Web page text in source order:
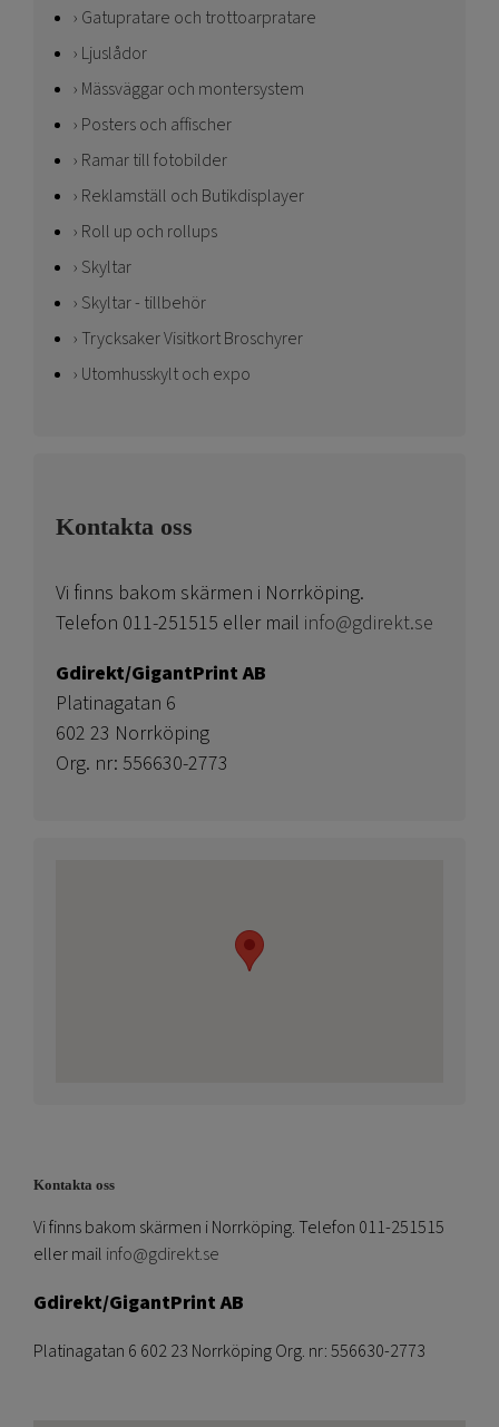
Gatupratare och trottoarpratare
Ljuslådor
Mässväggar och montersystem
Posters och affischer
Ramar till fotobilder
Reklamställ och Butikdisplayer
Roll up och rollups
Skyltar
Skyltar - tillbehör
Trycksaker Visitkort Broschyrer
Utomhusskylt och expo
Kontakta oss
Vi finns bakom skärmen i Norrköping.
Telefon 011-251515 eller mail info@gdirekt.se
Gdirekt/GigantPrint AB
Platinagatan 6
602 23 Norrköping
Org. nr: 556630-2773
Kontakta oss
Vi finns bakom skärmen i Norrköping. Telefon 011-251515
eller mail info@gdirekt.se
Gdirekt/GigantPrint AB
Platinagatan 6 602 23 Norrköping Org. nr: 556630-2773